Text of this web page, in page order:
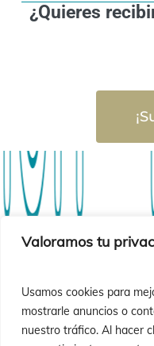
Valoramos tu
Usamos cookies para
mostrarle anuncios o
nuestro tráfico. Al hacer
¿Quieres